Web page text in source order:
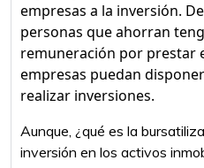
empresas a la inversión.
personas que ahorran
remuneración por prestar
empresas puedan
realizar inversiones.
Aunque, ¿qué es la
inversión en los activos